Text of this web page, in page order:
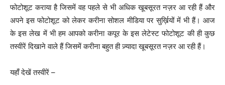
फोटोशूट कराया है जिसमें वह पहले से भी अधिक खूबसूरत नज़र आ रही हैं और
अपने इस फोटोशूट को लेकर करीना सोशल मीडिया पर सुर्ख़ियों में भी हैं। आज
के इस लेख में भी हम आपको करीना कपूर के इस लेटेस्ट फोटोशूट की ही कुछ
तस्वीरें दिखाने वाले हैं जिसमें करीना बहुत ही ज़्यादा खूबसूरत नज़र आ रही हैं।
यहाँ देखें तस्वीरें –